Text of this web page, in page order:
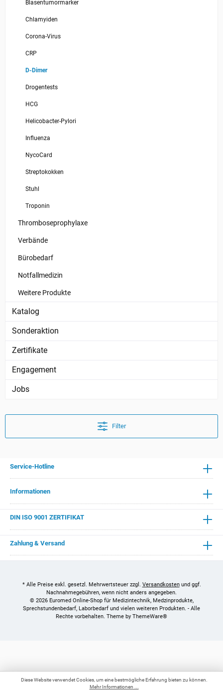
Blasentumormarker
Chlamyiden
Corona-Virus
CRP
D-Dimer
Drogentests
HCG
Helicobacter-Pylori
Influenza
NycoCard
Streptokokken
Stuhl
Troponin
Thromboseprophylaxe
Verbände
Bürobedarf
Notfallmedizin
Weitere Produkte
Katalog
Sonderaktion
Zertifikate
Engagement
Jobs
Filter
Informationen
DIN ISO 9001 ZERTIFIKAT
Zahlung & Versand
Service-Hotline
* Alle Preise exkl. gesetzl. Mehrwertsteuer zzgl. Versandkostenund ggf.
Nachnahmegebühren, wenn nicht anders angegeben.
© 2026 Euromed Online-Shop für Medizintechnik, Medzinprodukte,
Sprechstundenbedarf, Laborbedarf und vielen weiteren Produkten. - Alle
Rechte vorbehalten. Theme by ThemeWare®
Diese Website verwendet Cookies, um eine bestmögliche Erfahrung bieten zu können.
Mehr Informationen ...